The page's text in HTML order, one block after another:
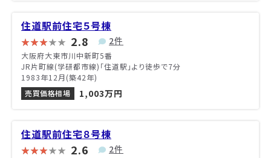
住道駅前住宅５号棟
2.8 2件
大阪府大東市川中新町5番
JR片町線(学研都市線)「住道駅」より徒歩で7分
1983年12月(築42年)
売買価格相場
1,003万円
住道駅前住宅８号棟
2.6 2件